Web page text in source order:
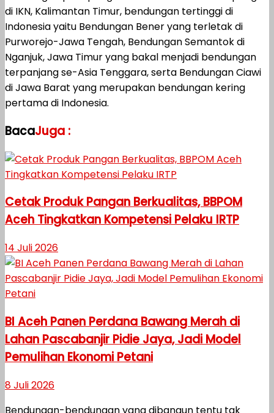
di IKN, Kalimantan Timur, bendungan tertinggi di
Indonesia yaitu Bendungan Bener yang terletak di
Purworejo-Jawa Tengah, Bendungan Semantok di
Nganjuk, Jawa Timur yang bakal menjadi bendungan
terpanjang se-Asia Tenggara, serta Bendungan Ciawi
di Jawa Barat yang merupakan bendungan kering
pertama di Indonesia.
BacaJuga :
Cetak Produk Pangan Berkualitas, BBPOM
Aceh Tingkatkan Kompetensi Pelaku IRTP
14 Juli 2026
BI Aceh Panen Perdana Bawang Merah di
Lahan Pascabanjir Pidie Jaya, Jadi Model
Pemulihan Ekonomi Petani
8 Juli 2026
Bendungan-bendungan yang dibangun tentu tak